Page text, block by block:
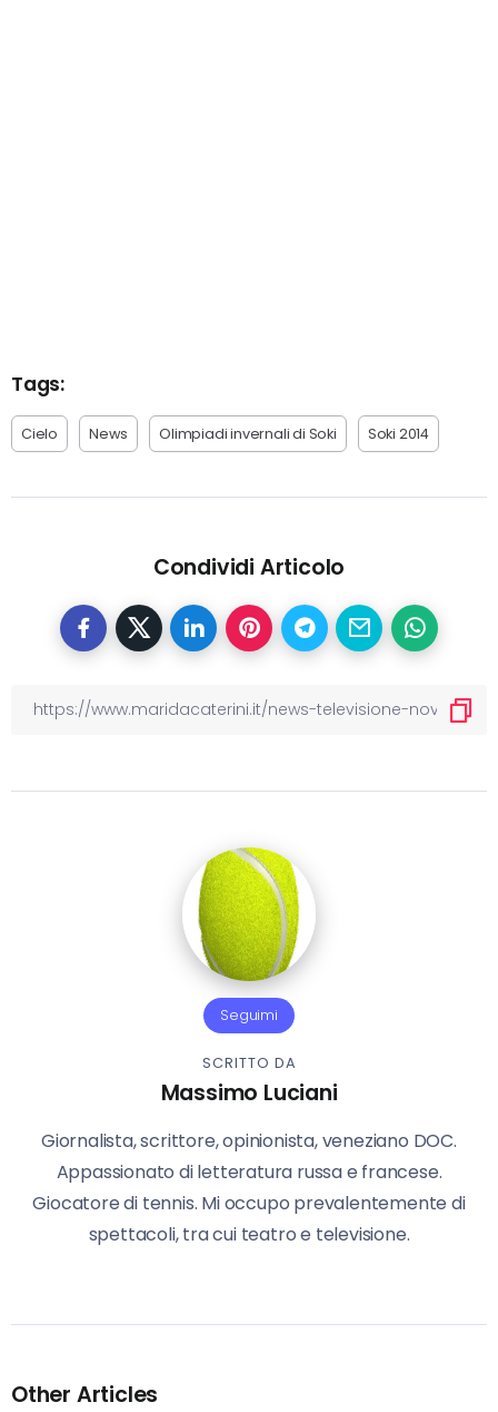
Tags:
Cielo News Olimpiadi invernali di Soki Soki 2014
Condividi Articolo
Seguimi
SCRITTO DA
Massimo Luciani
Giornalista, scrittore, opinionista, veneziano DOC.
Appassionato di letteratura russa e francese.
Giocatore di tennis. Mi occupo prevalentemente di
spettacoli, tra cui teatro e televisione.
Other Articles